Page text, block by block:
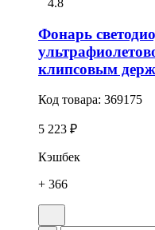
4.8
Фонарь
клипсовым
Код товара: 369175
5 223 ₽
Кэшбек
+ 366